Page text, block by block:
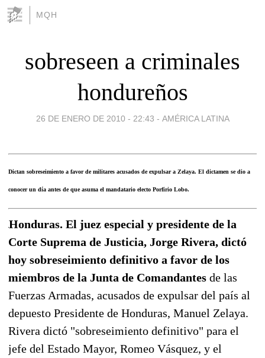
MQH
sobreseen a criminales
hondureños
26 DE ENERO DE 2010 - 22:43 - AMÉRICA LATINA
Dictan sobreseimiento a favor de militares acusados de expulsar a Zelaya. El dictamen se dio a
conocer un día antes de que asuma el mandatario electo Porfirio Lobo.
Honduras. El juez especial y presidente de la
Corte Suprema de Justicia, Jorge Rivera, dictó
hoy sobreseimiento definitivo a favor de los
miembros de la Junta de Comandantes de las
Fuerzas Armadas, acusados de expulsar del país al
depuesto Presidente de Honduras, Manuel Zelaya.
Rivera dictó "sobreseimiento definitivo" para el
jefe del Estado Mayor, Romeo Vásquez, y el